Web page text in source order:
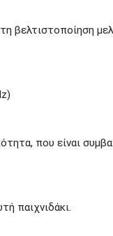
βελτιστοποίηση
που είναι
παιχνιδάκι.